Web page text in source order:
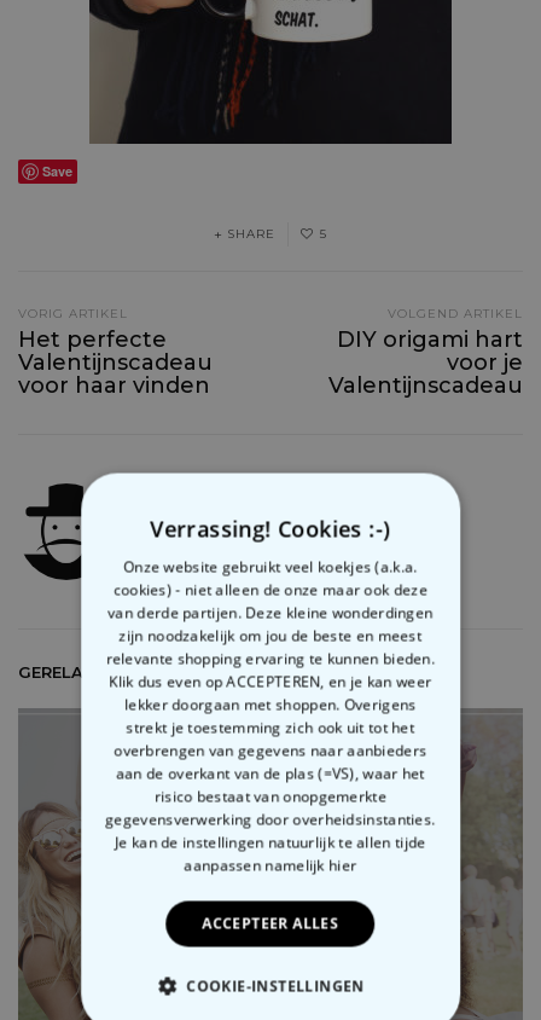
JE HEBT GELIJK… PERSONALISEERBARE MOK –
Save
SHARE 5
VORIG ARTIKEL
Het perfecte
Valentijnscadeau
voor haar vinden
VOLGEND ARTIKEL
DIY origami hart
voor je
Valentijnscadeau
GERELATEERDE ARTIKELS
Verrassing! Cookies :-)
Onze website gebruikt veel koekjes (a.k.a.
cookies) - niet alleen de onze maar ook deze
van derde partijen. Deze kleine wonderdingen
zijn noodzakelijk om jou de beste en meest
relevante shopping ervaring te kunnen bieden.
Klik dus even op ACCEPTEREN, en je kan weer
lekker doorgaan met shoppen. Overigens
strekt je toestemming zich ook uit tot het
overbrengen van gegevens naar aanbieders
aan de overkant van de plas (=VS), waar het
risico bestaat van onopgemerkte
gegevensverwerking door overheidsinstanties.
Je kan de instellingen natuurlijk te allen tijde
aanpassen namelijk hier
ACCEPTEER ALLES
COOKIE-INSTELLINGEN